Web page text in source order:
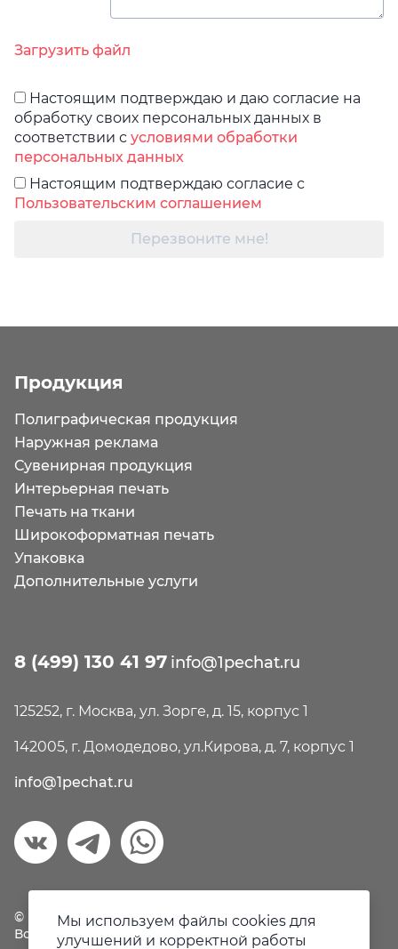
Загрузить файл
Настоящим подтверждаю и даю согласие на
обработку своих персональных данных в
соответствии с условиями обработки
персональных данных
Настоящим подтверждаю согласие с
Пользовательским соглашением
Перезвоните мне!
Продукция
Полиграфическая продукция
Наружная реклама
Сувенирная продукция
Интерьерная печать
Печать на ткани
Широкоформатная печать
Упаковка
Дополнительные услуги
8 (499) 130 41 97 info@1pechat.ru
125252, г. Москва, ул. Зорге, д. 15, корпус 1
142005, г. Домодедово, ул.Кирова, д. 7, корпус 1
info@1pechat.ru
© Первая печать, 2018-2026
Все права защищены.
Мы используем файлы cookies для
улучшений и корректной работы